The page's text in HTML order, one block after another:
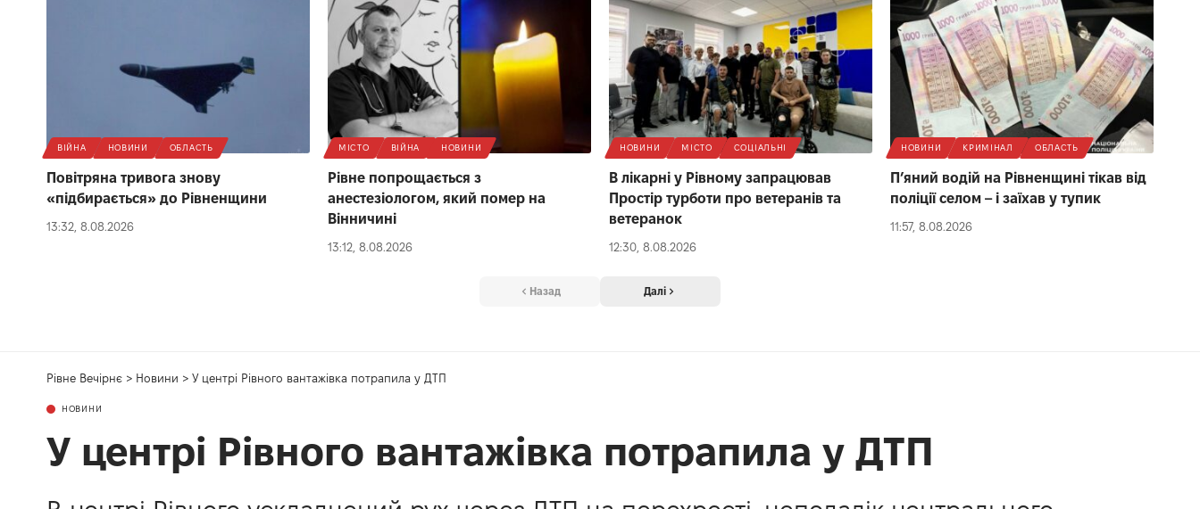
ВІЙНА НОВИНИ ОБЛАСТЬ
Повітряна тривога знову
«підбирається» до Рівненщини
13:32, 8.08.2026
МІСТО ВІЙНА НОВИНИ
Рівне попрощається з
анестезіологом, який помер на
Вінничині
13:12, 8.08.2026
НОВИНИ МІСТО СОЦІАЛЬНІ
В лікарні у Рівному запрацював
Простір турботи про ветеранів та
ветеранок
12:30, 8.08.2026
НОВИНИ КРИМІНАЛ ОБЛАСТЬ
П’яний водій на Рівненщині тікав від
поліції селом – і заїхав у тупик
11:57, 8.08.2026
Назад Далі
Рівне Вечірнє > Новини > У центрі Рівного вантажівка потрапила у ДТП
НОВИНИ
У центрі Рівного вантажівка потрапила у ДТП